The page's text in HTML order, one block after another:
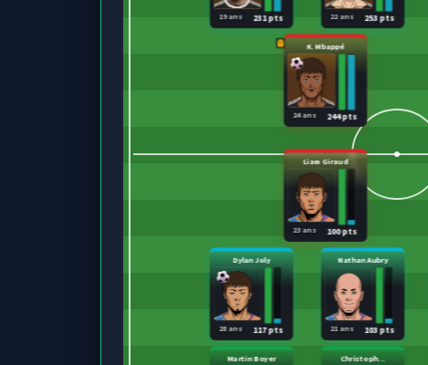
231 pts
19 ans 253 pts
22 ans
K. Mbappé
244 pts
24 ans
Martin Boyer Christoph...
Dylan Joly
117 pts
28 ans
Nathan Aubry
103 pts
21 ans
Liam Giraud
100 pts
23 ans